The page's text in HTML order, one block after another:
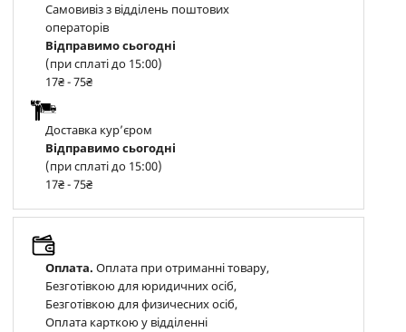
Самовивіз з відділень поштових
операторів
Відправимо сьогодні
(при сплаті до 15:00)
17₴ - 75₴
Доставка курʼєром
Відправимо сьогодні
(при сплаті до 15:00)
17₴ - 75₴
Оплата. Оплата при отриманні товару,
Безготівкою для юридичних осіб,
Безготівкою для физичесних осіб,
Оплата карткою у відділенні